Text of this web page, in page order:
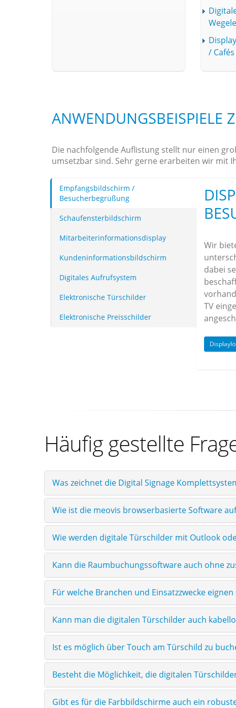
/
ANWENDUNGSBEISPIELE
Die nachfolgende Auflistung stellt nur einen
umsetzbar sind. Sehr gerne erarbeiten wir mit
Empfangsbildschirm /
Besucherbegrüßung
Schaufensterbildschirm
Mitarbeiterinformationsdisplay
Kundeninformationsbildschirm
Digitales Aufrufsystem
Elektronische Türschilder
Elektronische Preisschilder
Wir
dabei
TV
Häufig gestellte
Was zeichnet die Digital Signage
Wie ist die meovis browserbasierte Software
Wie werden digitale Türschilder mit Outlook
Kann die Raumbuchungssoftware auch ohne
Für welche Branchen und Einsatzzwecke
Kann man die digitalen Türschilder auch
Ist es möglich über Touch am Türschild zu
Besteht die Möglichkeit, die digitalen
Gibt es für die Farbbildschirme auch ein